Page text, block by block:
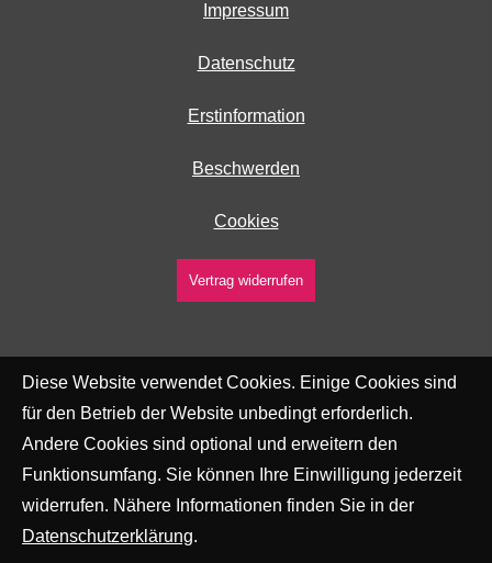
Impressum
Datenschutz
Erstinformation
Beschwerden
Cookies
Vertrag widerrufen
Diese Website verwendet Cookies. Einige Cookies sind
für den Betrieb der Website unbedingt erforderlich.
Andere Cookies sind optional und erweitern den
Funktionsumfang. Sie können Ihre Einwilligung jederzeit
widerrufen. Nähere Informationen finden Sie in der
Datenschutzerklärung.